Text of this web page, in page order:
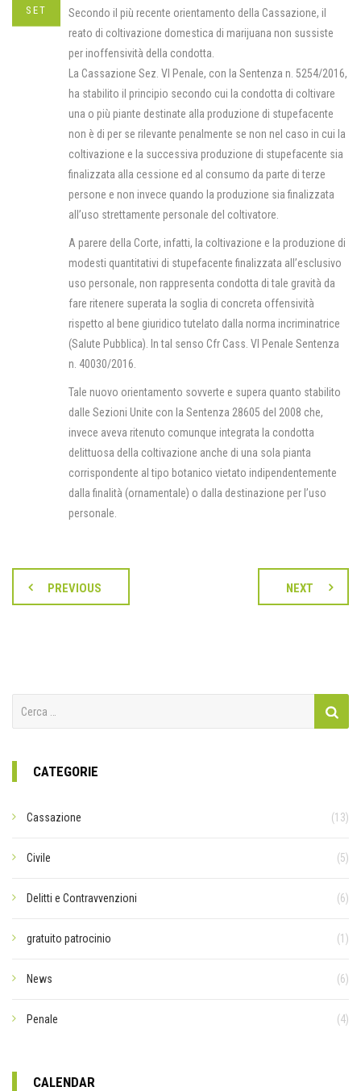
SET
Secondo il più recente orientamento della Cassazione, il
reato di coltivazione domestica di marijuana non sussiste
per inoffensività della condotta.
La Cassazione Sez. VI Penale, con la Sentenza n. 5254/2016,
ha stabilito il principio secondo cui la condotta di coltivare
una o più piante destinate alla produzione di stupefacente
non è di per se rilevante penalmente se non nel caso in cui la
coltivazione e la successiva produzione di stupefacente sia
finalizzata alla cessione ed al consumo da parte di terze
persone e non invece quando la produzione sia finalizzata
all’uso strettamente personale del coltivatore.
A parere della Corte, infatti, la coltivazione e la produzione di
modesti quantitativi di stupefacente finalizzata all’esclusivo
uso personale, non rappresenta condotta di tale gravità da
fare ritenere superata la soglia di concreta offensività
rispetto al bene giuridico tutelato dalla norma incriminatrice
(Salute Pubblica). In tal senso Cfr Cass. VI Penale Sentenza
n. 40030/2016.
Tale nuovo orientamento sovverte e supera quanto stabilito
dalle Sezioni Unite con la Sentenza 28605 del 2008 che,
invece aveva ritenuto comunque integrata la condotta
delittuosa della coltivazione anche di una sola pianta
corrispondente al tipo botanico vietato indipendentemente
dalla finalità (ornamentale) o dalla destinazione per l’uso
personale.
PREVIOUS NEXT
CATEGORIE
Cassazione (13)
Civile (5)
Delitti e Contravvenzioni (6)
gratuito patrocinio (1)
News (6)
Penale (4)
CALENDAR